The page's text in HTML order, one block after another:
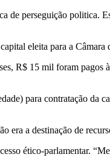
perseguição politica.
eleita para a Câmara
R$ 15 mil foram
para contratação da
era a destinação de
ético-parlamentar.